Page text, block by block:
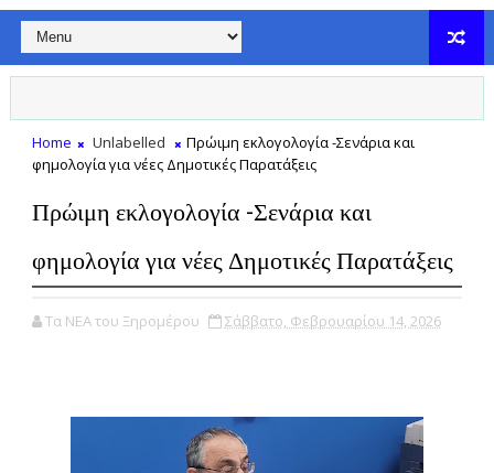
Home Unlabelled
Πρώιμη εκλογολογία -Σενάρια και
φημολογία για νέες Δημοτικές Παρατάξεις
Πρώιμη εκλογολογία -Σενάρια και
φημολογία για νέες Δημοτικές Παρατάξεις
Τα ΝΕΑ του Ξηρομέρου Σάββατο, Φεβρουαρίου 14, 2026